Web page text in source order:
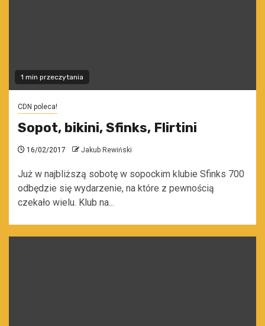
1 min przeczytania
CDN poleca!
Sopot, bikini, Sfinks, Flirtini
16/02/2017 Jakub Rewiński
Już w najbliższą sobotę w sopockim klubie Sfinks 700
odbędzie się wydarzenie, na które z pewnością
czekało wielu. Klub na...